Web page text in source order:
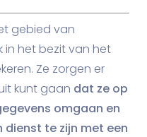
gebied van
in het bezit van het
Ze zorgen er
kunt gaan dat ze op
omgaan en
dienst te zijn met een